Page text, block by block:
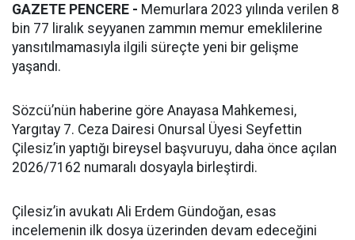
GAZETE PENCERE - Memurlara 2023 yılında verilen 8
bin 77 liralık seyyanen zammın memur emeklilerine
yansıtılmamasıyla ilgili süreçte yeni bir gelişme
yaşandı.
Sözcü’nün haberine göre Anayasa Mahkemesi,
Yargıtay 7. Ceza Dairesi Onursal Üyesi Seyfettin
Çilesiz’in yaptığı bireysel başvuruyu, daha önce açılan
2026/7162 numaralı dosyayla birleştirdi.
Çilesiz’in avukatı Ali Erdem Gündoğan, esas
incelemenin ilk dosya üzerinden devam edeceğini